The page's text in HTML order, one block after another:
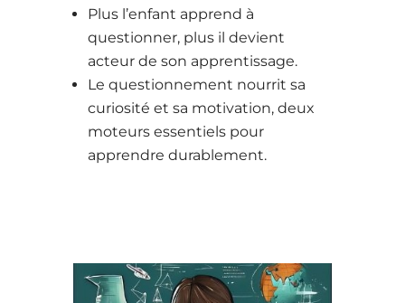
Plus l’enfant apprend à
questionner, plus il devient
acteur de son apprentissage.
Le questionnement nourrit sa
curiosité et sa motivation, deux
moteurs essentiels pour
apprendre durablement.